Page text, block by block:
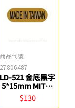
商品代號 :
27806487
LD-521 金底黑字
5*15mm MIT產
地標籤(1萬張)
LONGDER龍德
$130